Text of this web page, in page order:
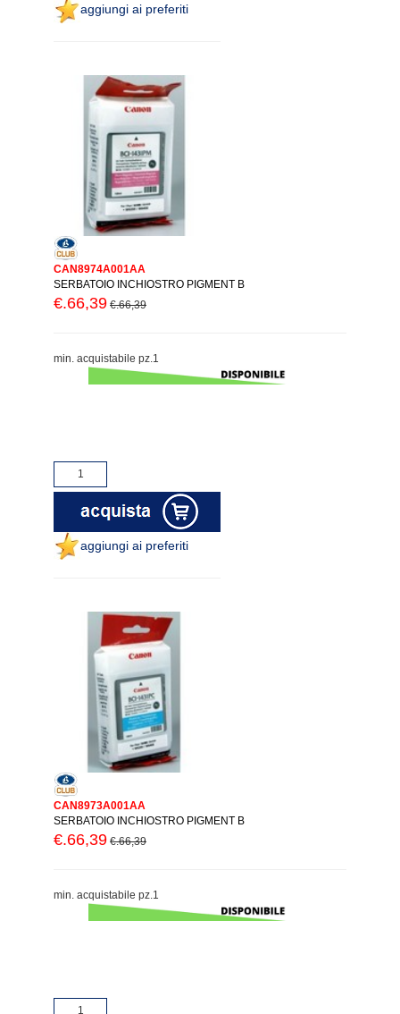
aggiungi ai preferiti
CAN8974A001AA
SERBATOIO INCHIOSTRO PIGMENT B
€.66,39 €.66,39
min. acquistabile pz.1
aggiungi ai preferiti
CAN8973A001AA
SERBATOIO INCHIOSTRO PIGMENT B
€.66,39 €.66,39
min. acquistabile pz.1